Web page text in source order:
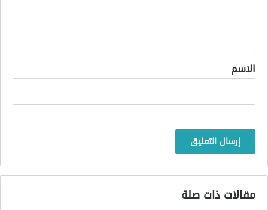
*
الاسم
مقالات ذات صلة